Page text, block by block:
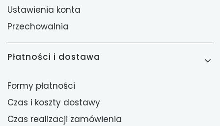
Ustawienia konta
Przechowalnia
Płatności i dostawa
Formy płatności
Czas i koszty dostawy
Czas realizacji zamówienia